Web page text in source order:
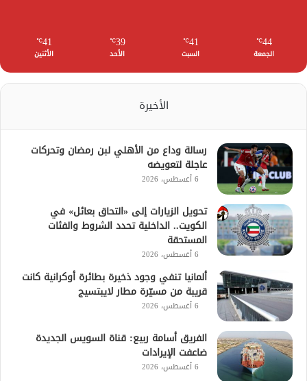
44
℃
الجمعة
41
℃
السبت
39
℃
الأحد
41
℃
الأثنين
الأخيرة
رسالة وداع من الأهلي لبن رمضان وتحركات
عاجلة لتعويضه
6 أغسطس، 2026
تحويل الزيارات إلى «التحاق بعائل» في
الكويت.. الداخلية تحدد الشروط والفئات
المستحقة
6 أغسطس، 2026
ألمانيا تنفي وجود ذخيرة بطائرة أوكرانية كانت
قريبة من مسيّرة مطار لايبتسيج
6 أغسطس، 2026
الفريق أسامة ربيع: قناة السويس الجديدة
ضاعفت الإيرادات
6 أغسطس، 2026